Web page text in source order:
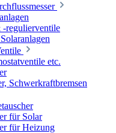
-regulierventile
etc.
Schwerkraftbremsen
für Solar
für Heizung